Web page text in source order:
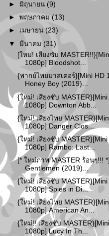
►มิถุนายน (9)
►พฤษภาคม (13)
► เมษายน(23)
▼มีนาคม (31)
[ใหม่! เสียงซับ
1080p] Bloodshot...
{พากย์ไทยมาสเตอร์}[Mini HD
Honey Boy (2019)...
{ใหม่! เสียงซับ MASTER}[Mini
1080p] Downton Abb...
{ใหม่! เสียงไทย
1080p] Danger Clos...
{ใหม่! เสียงซับ MASTER}[Mini
1080p] Rambo: Last...
[* ใหม่ภาพ MASTER ร้อนๆ!!!
Gentlemen (2019)...
{ใหม่! เสียงซับ MASTER}[Mini
1080p] Spies in Di...
{ใหม่! เสียงไทย
1080p] American An...
{ใหม่!! เสียงซับ
1080p] Lucy In Th...